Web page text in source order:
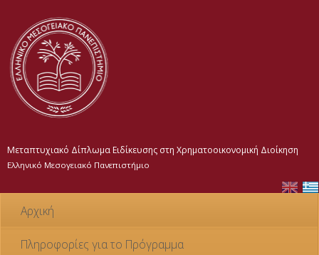
Μεταπτυχιακό Δίπλωμα Ειδίκευσης στη Χρηματοοικονομική Διοίκηση
Ελληνικό Μεσογειακό Πανεπιστήμιο
Αρχική
Πληροφορίες για το Πρόγραμμα